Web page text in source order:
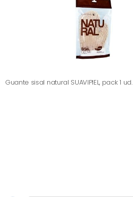
Guante sisal natural SUAVIPIEL, pack 1 ud.